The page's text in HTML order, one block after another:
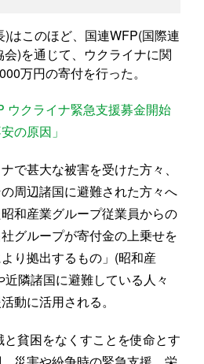
はこのほど、国連WFP(国際連
)を通じて、ウクライナに関
万円の寄付を行った。
ウクライナ緊急支援募金開始
の原因」
で甚大な被害を受けた方々、
周辺諸国に避難された方々へ
和産業グループ従業員からの
グループが寄付金の上乗せを
り拠出するもの」(昭和産
隣諸国に避難している人々
動に活用される。
貧困をなくすことを使命とす